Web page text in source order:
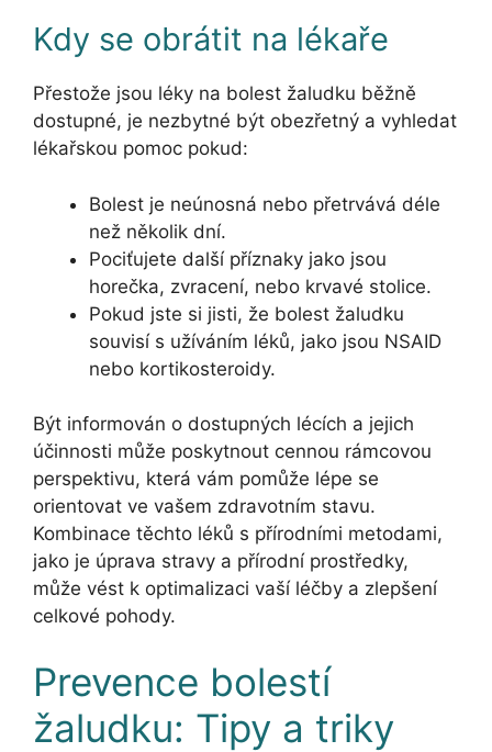
Kdy se obrátit na lékaře
Přestože jsou léky na bolest žaludku běžně
dostupné, je nezbytné být obezřetný a vyhledat
lékařskou pomoc pokud:
Bolest je neúnosná nebo přetrvává déle
než několik dní.
Pociťujete další příznaky jako jsou
horečka, zvracení, nebo krvavé stolice.
Pokud jste si jisti, že bolest žaludku
souvisí s užíváním léků, jako jsou NSAID
nebo kortikosteroidy.
Být informován o dostupných lécích a jejich
účinnosti může poskytnout cennou rámcovou
perspektivu, která vám pomůže lépe se
orientovat ve vašem zdravotním stavu.
Kombinace těchto léků s přírodními metodami,
jako je úprava stravy a přírodní prostředky,
může vést k optimalizaci vaší léčby a zlepšení
celkové pohody.
Prevence bolestí
žaludku: Tipy a triky